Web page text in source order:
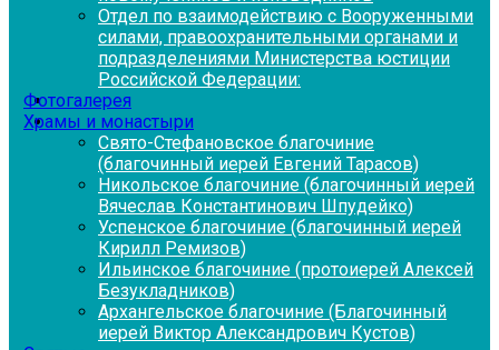
Отдел по взаимодействию с Вооруженными
силами, правоохранительными органами и
подразделениями Министерства юстиции
Российской Федерации:
Фотогалерея
Храмы и монастыри
Свято-Стефановское благочиние
(благочинный иерей Евгений Тарасов)
Никольское благочиние (благочинный иерей
Вячеслав Константинович Шпудейко)
Успенское благочиние (благочинный иерей
Кирилл Ремизов)
Ильинское благочиние (протоиерей Алексей
Безукладников)
Архангельское благочиние (Благочинный
иерей Виктор Александрович Кустов)